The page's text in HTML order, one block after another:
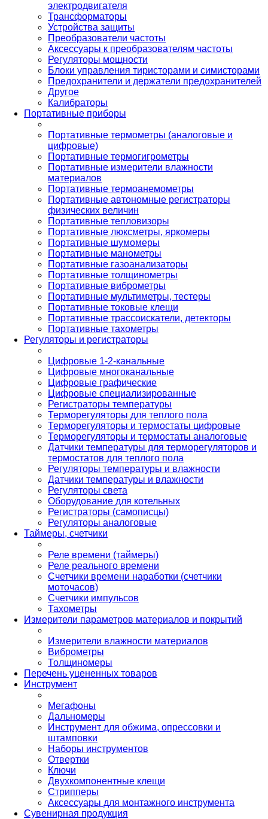
электродвигателя
Трансформаторы
Устройства защиты
Преобразователи частоты
Аксессуары к преобразователям частоты
Регуляторы мощности
Блоки управления тиристорами и симисторами
Предохранители и держатели предохранителей
Другое
Калибраторы
Портативные приборы
Портативные термометры (аналоговые и
цифровые)
Портативные термогигрометры
Портативные измерители влажности
материалов
Портативные термоанемометры
Портативные автономные регистраторы
физических величин
Портативные тепловизоры
Портативные люксметры, яркомеры
Портативные шумомеры
Портативные манометры
Портативные газоанализаторы
Портативные толщинометры
Портативные виброметры
Портативные мультиметры, тестеры
Портативные токовые клещи
Портативные трассоискатели, детекторы
Портативные тахометры
Регуляторы и регистраторы
Цифровые 1-2-канальные
Цифровые многоканальные
Цифровые графические
Цифровые специализированные
Регистраторы температуры
Терморегуляторы для теплого пола
Терморегуляторы и термостаты цифровые
Терморегуляторы и термостаты аналоговые
Датчики температуры для терморегуляторов и
термостатов для теплого пола
Регуляторы температуры и влажности
Датчики температуры и влажности
Регуляторы света
Оборудование для котельных
Регистраторы (самописцы)
Регуляторы аналоговые
Таймеры, счетчики
Реле времени (таймеры)
Реле реального времени
Счетчики времени наработки (счетчики
моточасов)
Счетчики импульсов
Тахометры
Измерители параметров материалов и покрытий
Измерители влажности материалов
Виброметры
Толщиномеры
Перечень уцененных товаров
Инструмент
Мегафоны
Дальномеры
Инструмент для обжима, опрессовки и
штамповки
Наборы инструментов
Отвертки
Ключи
Двухкомпонентные клещи
Стрипперы
Аксессуары для монтажного инструмента
Сувенирная продукция